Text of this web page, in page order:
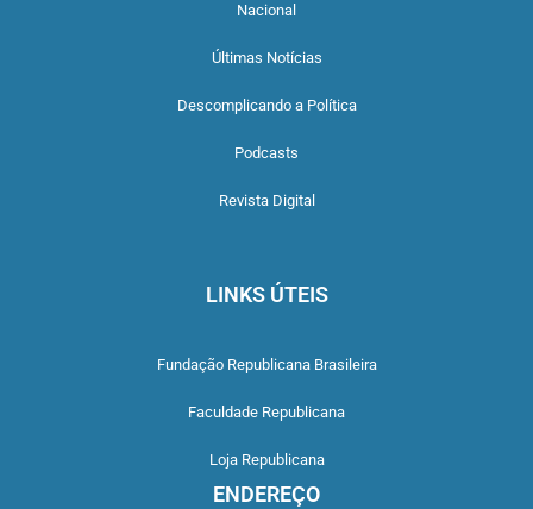
Nacional
Últimas Notícias
Descomplicando a Política
Podcasts
Revista Digital
LINKS ÚTEIS
Fundação Republicana Brasileira
Faculdade Republicana
Loja Republicana
ENDEREÇO